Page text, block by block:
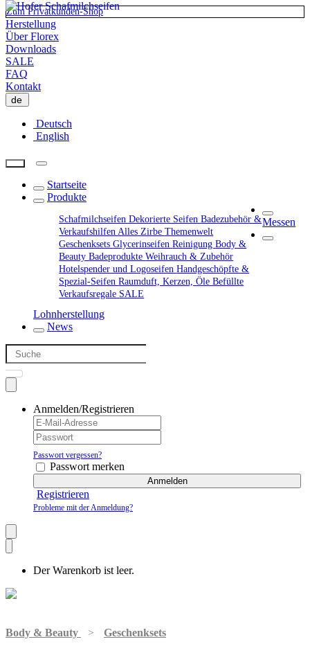
Zum Privatkunden-Shop
Herstellung
Über Florex
Downloads
SALE
FAQ
Kontakt
de
Deutsch
English
Startseite
Produkte
SchafmilchseifenDekorierte SeifenBadezubehör &
Verkaufshilfen Alles ZirbeThemenwelt
GeschenksetsGlycerinseifenReinigungBody &
BeautyBadeprodukteWeihrauch & Zubehör
Hotelspender und LogoseifenHandgeschöpfte &
Spezial-SeifenRaumduft, Kerzen, ÖleBefüllte
Verkaufsregale SALE
Messen
Lohnherstellung
News
Anmelden/Registrieren
Passwort vergessen?
Passwort merken
Anmelden
Registrieren
Probleme mit der Anmeldung?
Der Warenkorb ist leer.
Body & Beauty > Geschenksets